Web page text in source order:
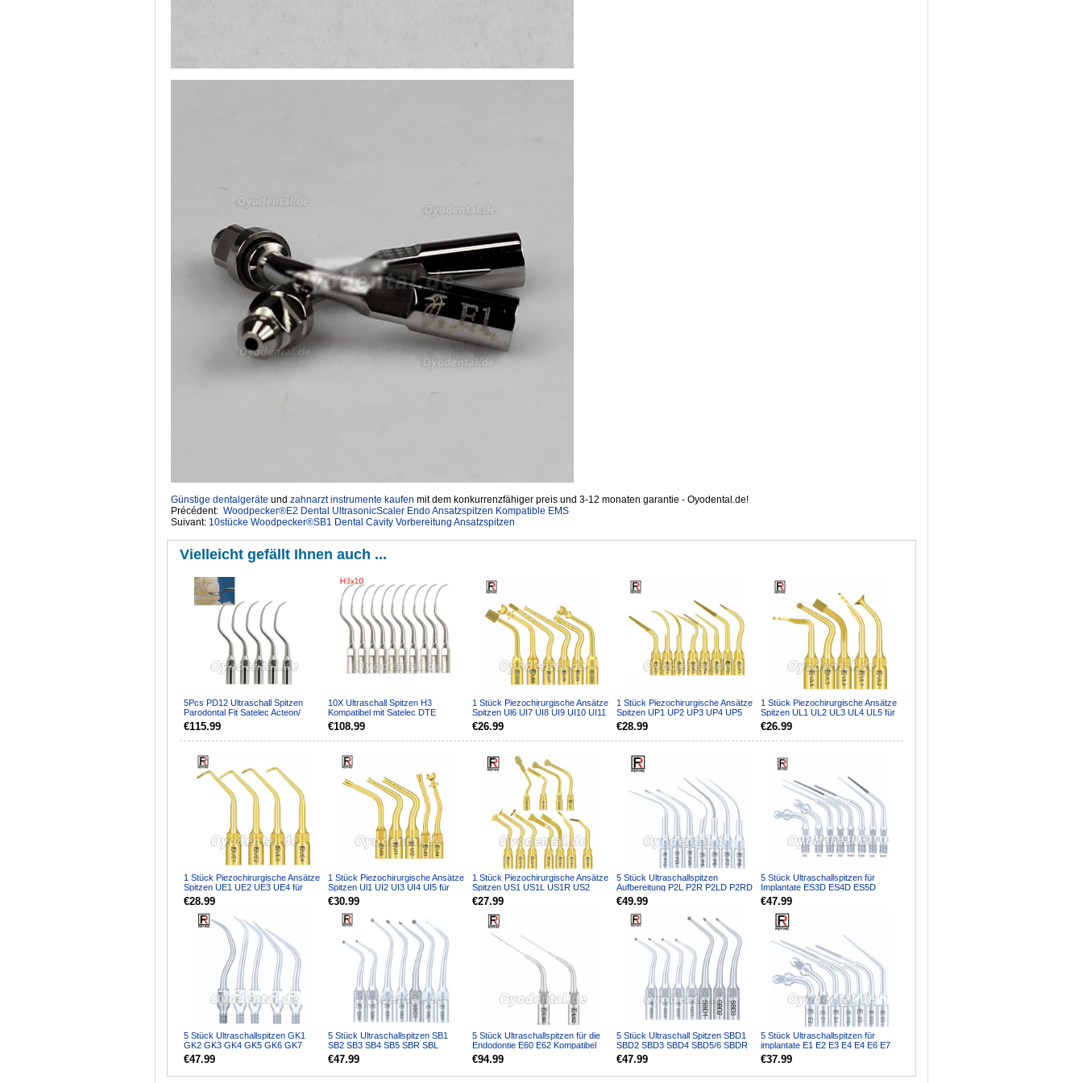
Günstige dentalgeräte ‎ und zahnarzt instrumente kaufen mit dem konkurrenzfähiger preis und 3-12 monaten garantie - Oyodental.de!
Précédent: Woodpecker®E2 Dental UltrasonicScaler Endo Ansatzspitzen Kompatible EMS
Suivant: 10stücke Woodpecker®SB1 Dental Cavity Vorbereitung Ansatzspitzen
Vielleicht gefällt Ihnen auch ...
5Pcs PD12 Ultraschall Spitzen
Parodontal Fit Satelec Acteon/
woodpecker DTE Ultr...
€115.99
10X Ultraschall Spitzen H3
Kompatibel mit Satelec DTE
Ultraschall Handstück
€108.99
1 Stück Piezochirurgische Ansätze
Spitzen Ul6 UI7 UI8 UI9 UI10 UI11
für Knochens...
€26.99
1 Stück Piezochirurgische Ansätze
Spitzen UP1 UP2 UP3 UP4 UP5
UP6 UP7/8 Kompatib...
€28.99
1 Stück Piezochirurgische Ansätze
Spitzen UL1 UL2 UL3 UL4 UL5 für
Knochenschneid...
€26.99
1 Stück Piezochirurgische Ansätze
Spitzen UE1 UE2 UE3 UE4 für
Knochenschneiden S...
€28.99
1 Stück Piezochirurgische Ansätze
Spitzen Ul1 UI2 UI3 UI4 UI5 für
Knochenschneid...
€30.99
1 Stück Piezochirurgische Ansätze
Spitzen US1 US1L US1R US2
US3 US4 US5 US6 US7 ...
€27.99
5 Stück Ultraschallspitzen
Aufbereitung P2L P2R P2LD P2RD
P5 P6 P7 P8 P10 P11 P1...
€49.99
5 Stück Ultraschallspitzen für
Implantate ES3D ES4D ES5D
ES10D ES14 ES14D ES15 E...
€47.99
5 Stück Ultraschallspitzen GK1
GK2 GK3 GK4 GK5 GK6 GK7
GK12 GK14 GK16 Kompatibel...
€47.99
5 Stück Ultraschallspitzen SB1
SB2 SB3 SB4 SB5 SBR SBL
Kompatibel mit REFINE EMS...
€47.99
5 Stück Ultraschallspitzen für die
Endodontie E60 E62 Kompatibel
mit REFINE EMS ...
€94.99
5 Stück Ultraschall Spitzen SBD1
SBD2 SBD3 SBD4 SBD5/6 SBDR
SBDL SBD7L SBD7R Kom...
€47.99
5 Stück Ultraschallspitzen für
implantate E1 E2 E3 E4 E4 E6 E7
E8 E9 E10 E11 E14...
€37.99